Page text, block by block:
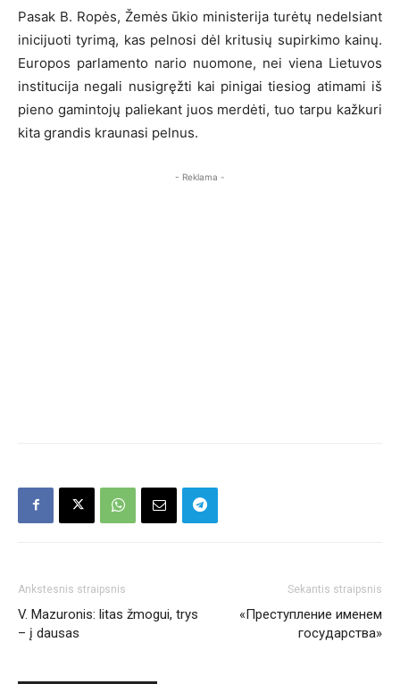
Pasak B. Ropės, Žemės ūkio ministerija turėtų nedelsiant
inicijuoti tyrimą, kas pelnosi dėl kritusių supirkimo kainų.
Europos parlamento nario nuomone, nei viena Lietuvos
institucija negali nusigręžti kai pinigai tiesiog atimami iš
pieno gamintojų paliekant juos merdėti, tuo tarpu kažkuri
kita grandis kraunasi pelnus.
- Reklama -
Ankstesnis straipsnis
V. Mazuronis: litas žmogui, trys
– į dausas
Sekantis straipsnis
«Преступление именем
государства»